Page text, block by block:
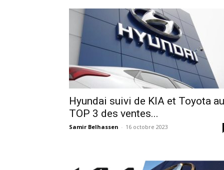
Hyundai suivi de KIA et Toyota au
TOP 3 des ventes...
Samir Belhassen - 16 octobre 2023